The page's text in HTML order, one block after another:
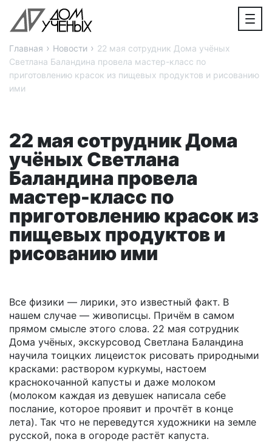
Главная › Новости › 22 мая сотрудник Дома учёных
Светлана Баландина провела мастер-класс по
приготовлению красок из пищевых продуктов и рисованию
ими
22 мая сотрудник Дома
учёных Светлана
Баландина провела
мастер-класс по
приготовлению красок из
пищевых продуктов и
рисованию ими
Все физики — лирики, это известный факт. В
нашем случае — живописцы. Причём в самом
прямом смысле этого слова. 22 мая сотрудник
Дома учёных, экскурсовод Светлана Баландина
научила тоицких лицеисток рисовать природными
красками: раствором куркумы, настоем
краснокочанной капусты и даже молоком
(молоком каждая из девушек написала себе
послание, которое проявит и прочтёт в конце
лета). Так что не переведутся художники на земле
русской, пока в огороде растёт капуста.